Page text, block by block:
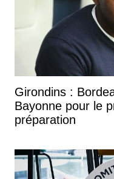
Girondins :
Bayonne pour le
préparation